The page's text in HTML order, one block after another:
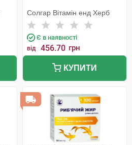
Солгар Вітамін енд Херб
Є в наявності
від 456.70 грн
КУПИТИ